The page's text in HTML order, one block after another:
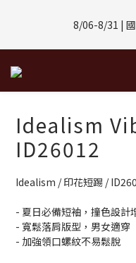
(數
8/06-8/31 |
8/08-8/10 |
8/01-8/31 | 任選2件
(數
Idealism
ID26012
Idealism / 印花短踢 /
- 夏日必備短袖，撞色設計
- 寬鬆落肩版型，男女適穿
- 加強領口螺紋不易鬆脫